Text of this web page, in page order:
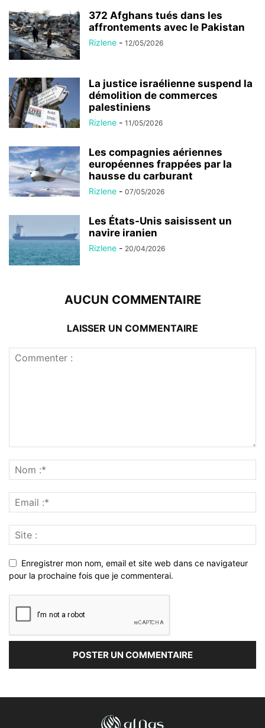
372 Afghans tués dans les
affrontements avec le Pakistan
Rizlene - 12/05/2026
La justice israélienne suspend la
démolition de commerces
palestiniens
Rizlene - 11/05/2026
Les compagnies aériennes
européennes frappées par la
hausse du carburant
Rizlene - 07/05/2026
Les États-Unis saisissent un
navire iranien
Rizlene - 20/04/2026
AUCUN COMMENTAIRE
LAISSER UN COMMENTAIRE
Enregistrer mon nom, email et site web dans ce navigateur
pour la prochaine fois que je commenterai.